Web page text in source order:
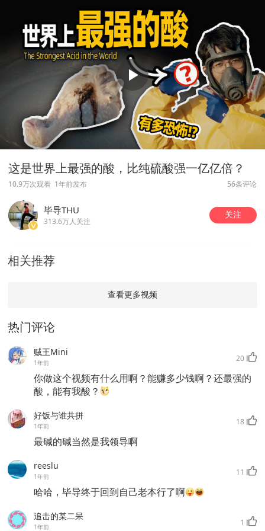
这是世界上最强的酸，比纯硫酸强一亿亿倍？
10.9万次观看 1年前发布 56条评论
毕导THU
313.6万人关注
关注
相关推荐
查看更多视频
热门评论
贼王Mini
1年前 20
你做这个视频有什么用啊？能赚多少钱啊？还最强的
酸，能有我酸？
好饭与谁共拼
1年前 18
最碱的碱当然是我领导啊
reeslu
1年前 11
哈哈，毕导终于回到自己老本行了啊
追击的某二呆
1年前 1